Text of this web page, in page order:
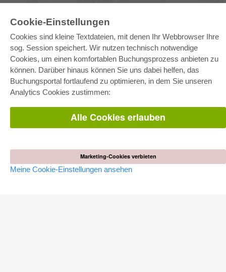
Cookie-Einstellungen
Cookies sind kleine Textdateien, mit denen Ihr Webbrowser Ihre
sog. Session speichert. Wir nutzen technisch notwendige
Cookies, um einen komfortablen Buchungsprozess anbieten zu
können. Darüber hinaus können Sie uns dabei helfen, das
Buchungsportal fortlaufend zu optimieren, in dem Sie unseren
Analytics Cookies zustimmen:
Alle Cookies erlauben
Marketing-Cookies verbieten
Meine Cookie-Einstellungen ansehen
E-COLLECTION
Gesamtpaket
Fachbereichspakete
Bereitstellung von E-Books
Häufig gestellte Fragen (FAQ)
Dissertation publizieren